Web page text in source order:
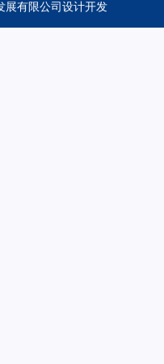
展有限公司设计开发